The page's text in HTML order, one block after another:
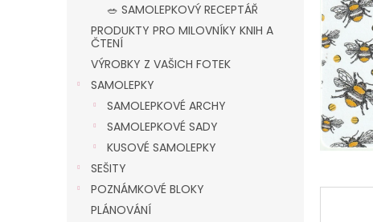
🥗 SAMOLEPKOVÝ RECEPTÁŘ
PRODUKTY PRO MILOVNÍKY KNIH A
ČTENÍ
VÝROBKY Z VAŠICH FOTEK
SAMOLEPKY
SAMOLEPKOVÉ ARCHY
SAMOLEPKOVÉ SADY
KUSOVÉ SAMOLEPKY
SEŠITY
POZNÁMKOVÉ BLOKY
PLÁNOVÁNÍ